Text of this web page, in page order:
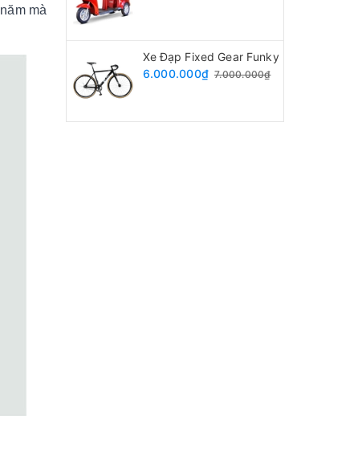
mà
Xe Đạp Fixed Gear Funky
6.000.000₫ 7.000.000₫